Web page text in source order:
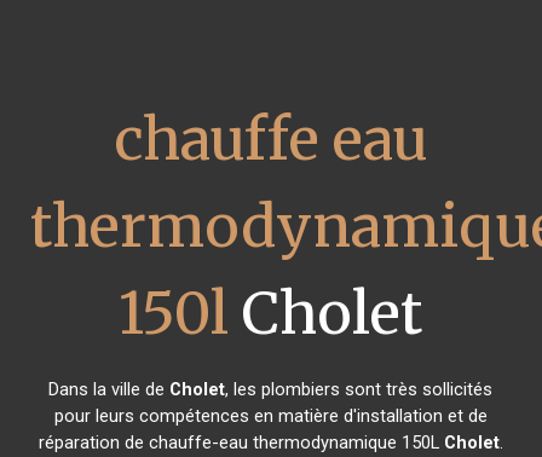
chauffe eau
150l Cholet
Dans la ville de Cholet, les plombiers sont très sollicités
pour leurs compétences en matière d'installation et de
réparation de chauffe-eau thermodynamique 150L Cholet.